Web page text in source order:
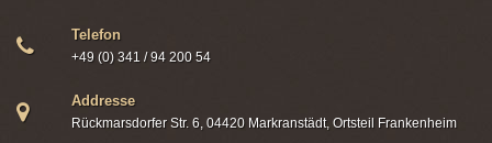
Telefon
+49 (0) 341 / 94 200 54
Addresse
Rückmarsdorfer Str. 6, 04420 Markranstädt, Ortsteil Frankenheim